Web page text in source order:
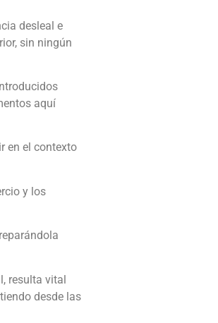
desleal e
sin ningún
aquí
en el contexto
y los
resulta vital
desde las